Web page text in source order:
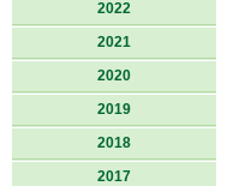
2022
2021
2020
2019
2018
2017